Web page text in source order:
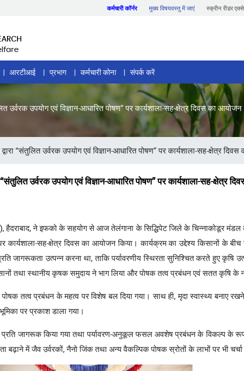
कर्मचारी कॉर्नर मुख्य विषयवस्तु में जाएं स्क्रीन रीडर
आरटीआई प्रभाग कर्मचारी कोना संपर्क करें
उर्वरक उपयोग एवं विज्ञान-आधारित पोषण” पर कार्यशाला-सह-क्षेत्र दिवस का आयोजन
“संतुलित उर्वरक उपयोग एवं विज्ञान-आधारित पोषण” पर कार्यशाला-सह-क्षेत्र दिवस
उर्वरक उपयोग एवं विज्ञान-आधारित पोषण” पर कार्यशाला-सह-क्षेत्र
हैदराबाद, ने इफको के सहयोग से आज तेलंगाना के सिद्धिपेट जिले के चिन्नाकोडूर
कार्यशाला-सह-क्षेत्र दिवस का आयोजन किया। कार्यक्रम का उद्देश्य किसानों के
जागरूकता उत्पन्न करना था, ताकि पर्यावरणीय स्थिरता सुनिश्चित करते हुए कृषि
तथा स्थानीय कृषक समुदाय ने भाग लिया और पोषक तत्व प्रबंधन एवं सतत कृषि के
पोषक तत्व प्रबंधन के महत्व पर विशेष बल दिया गया। साथ ही, मृदा स्वास्थ्य
पर प्रकाश डाला गया।
प्रति जागरूक किया गया तथा पर्यावरण-अनुकूल फसल अवशेष प्रबंधन के विकल्प के
बढ़ाने में जैव उर्वरकों, नैनो जिंक तथा अन्य वैकल्पिक पोषक स्रोतों के लाभों पर भी